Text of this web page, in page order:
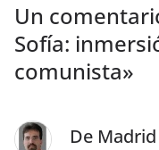
Un
Sofía:
comunista»
De Madrid